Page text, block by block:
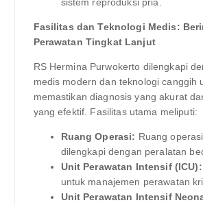
sistem reproduksi pria.
Fasilitas dan Teknologi Medis:
Perawatan Tingkat Lanjut
RS Hermina Purwokerto dilengkapi
medis modern dan teknologi canggih
memastikan diagnosis yang akurat
yang efektif. Fasilitas utama meliputi:
Ruang Operasi: Ruang
dilengkapi dengan peralatan
Unit Perawatan Intensif (ICU):
untuk manajemen perawatan
Unit Perawatan Intensif